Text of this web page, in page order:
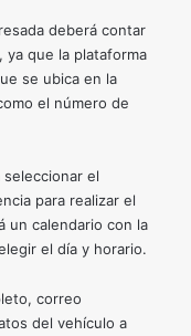
deberá contar
ya que la plataforma
se ubica en la
el número de
el
para realizar el
un calendario con la
el día y horario.
correo
del vehículo a